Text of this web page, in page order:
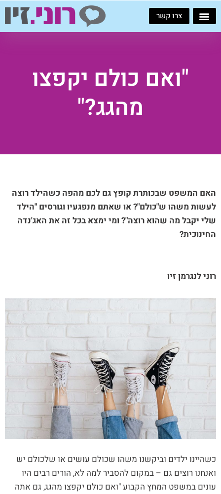
דילוג
לתוכן
צרו קשר
"ואם כולם יקפצו
מהגג?"
האם המשפט שבכותרת קופץ גם לכם מהפה כשהילד רוצה
לעשות משהו ש"כולם"? או שאתם מנפגעיו וגורסים "הילד
שלי יקבל מה שהוא רוצה"? ומי ימצא בכל זה את האג'נדה
החינוכית?
רוני לנגרמן זיו
כשהיינו ילדים וביקשנו משהו שכולם עושים או שלכולם יש
ואנחנו רוצים גם – במקום להסביר למה לא, הורים רבים היו
עונים במשפט המחץ הקבוע "ואם כולם יקפצו מהגג, גם אתה